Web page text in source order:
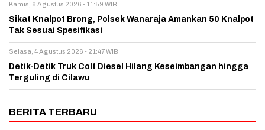
Kamis, 6 Agustus 2026 - 11:59 WIB
Sikat Knalpot Brong, Polsek Wanaraja Amankan 50 Knalpot
Tak Sesuai Spesifikasi
Selasa, 4 Agustus 2026 - 21:47 WIB
Detik-Detik Truk Colt Diesel Hilang Keseimbangan hingga
Terguling di Cilawu
BERITA TERBARU